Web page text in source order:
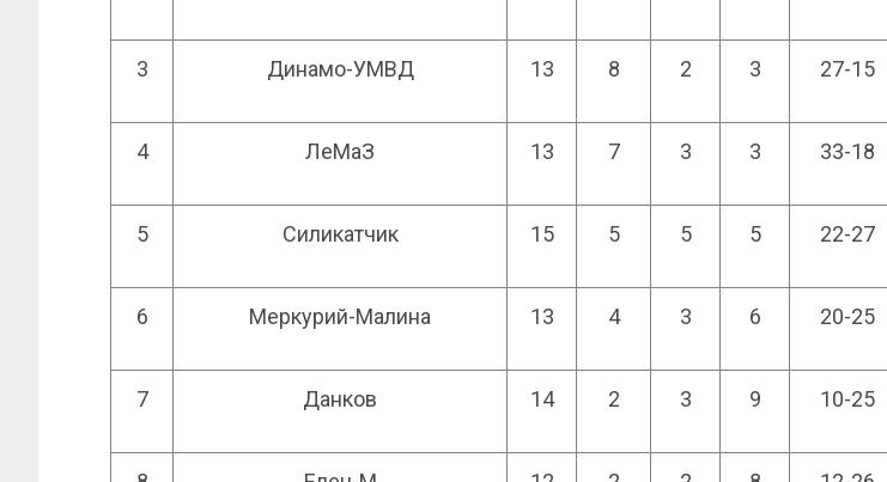
3 Динамо-УМВД 13 8 2 3 27-15
4 ЛеМаЗ 13 7 3 3 33-18
5 Силикатчик 15 5 5 5 22-27
6 Меркурий-Малина 13 4 3 6 20-25
7 Данков 14 2 3 9 10-25